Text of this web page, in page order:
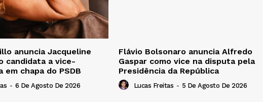
anuncia Jacqueline
candidata a vice-
em chapa do PSDB
- 6 De Agosto De 2026
Flávio Bolsonaro anuncia Alfredo
Gaspar como vice na disputa pela
Presidência da República
Lucas Freitas - 5 De Agosto De 2026